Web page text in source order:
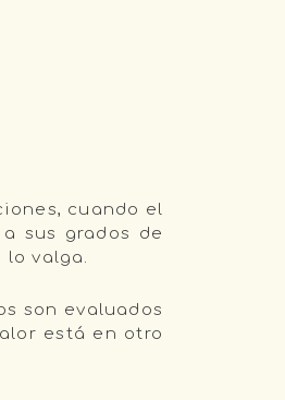
cuando el
sus grados de
lo valga.
son evaluados
está en otro